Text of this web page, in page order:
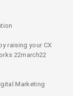
raising your CX
22march22
Marketing